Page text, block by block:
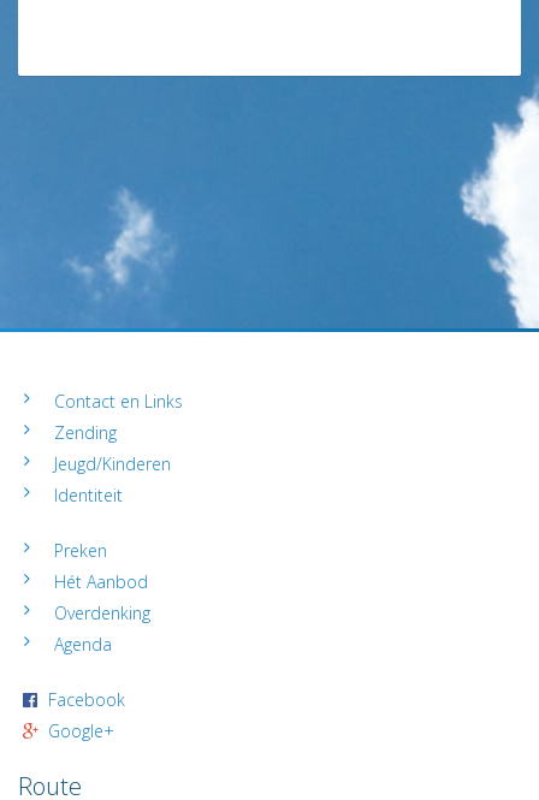
Contact en Links
Zending
Jeugd/Kinderen
Identiteit
Preken
Hét Aanbod
Overdenking
Agenda
Facebook
Google+
Route